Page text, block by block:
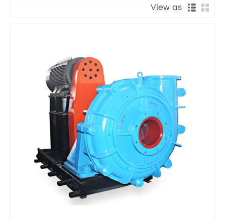
View as